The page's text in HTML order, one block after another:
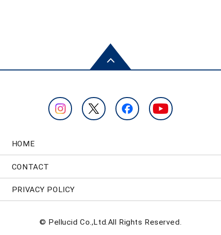
HOME
CONTACT
PRIVACY POLICY
© Pellucid Co.,Ltd.All Rights Reserved.